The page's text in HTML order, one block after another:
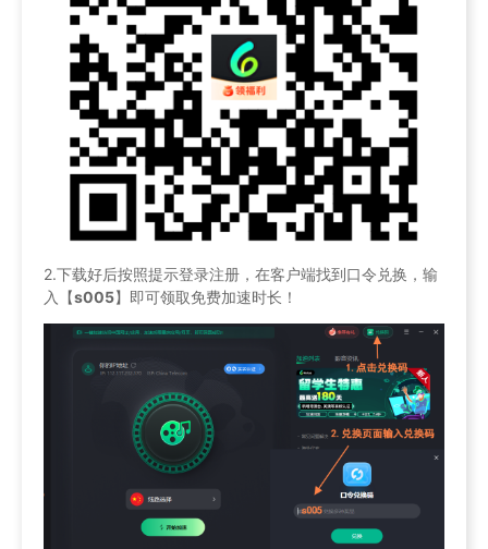
2.下载好后按照提示登录注册，在客户端找到口令兑换，输
入【s005】即可领取免费加速时长！